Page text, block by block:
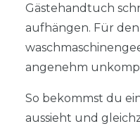
Gästehandtuch
aufhängen. Für
angenehm
So bekommst du
aussieht und